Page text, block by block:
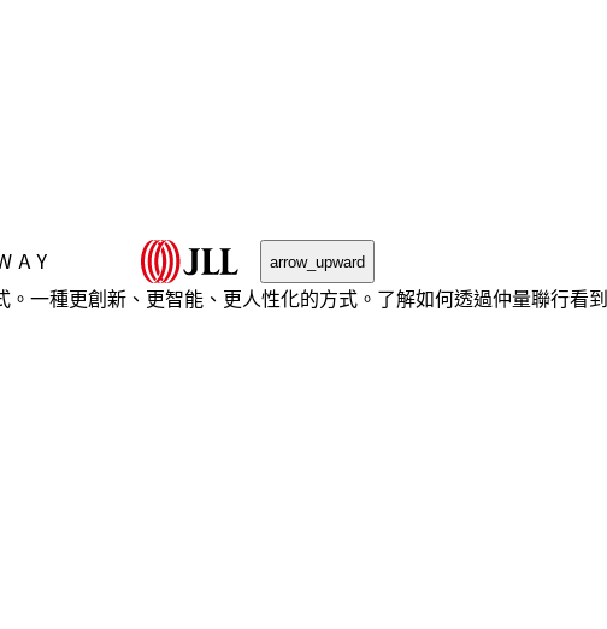
arrow_upward
一種更創新、更智能、更人性化的方式。了解如何透過仲量聯行看